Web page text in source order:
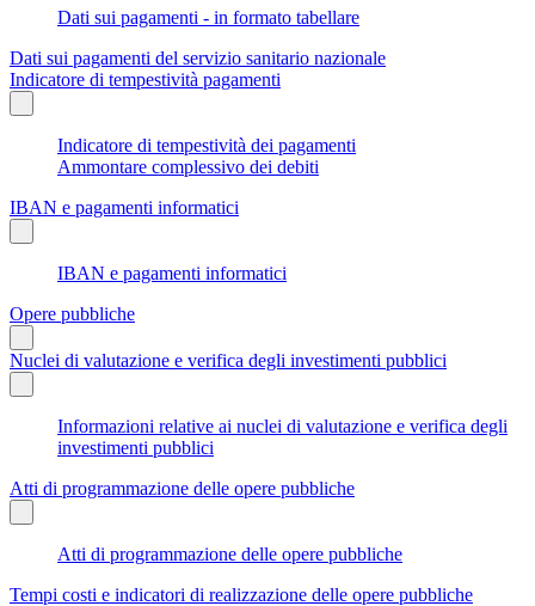
Dati sui pagamenti - in formato tabellare
Dati sui pagamenti del servizio sanitario nazionale
Indicatore di tempestività pagamenti
Indicatore di tempestività dei pagamenti
Ammontare complessivo dei debiti
IBAN e pagamenti informatici
IBAN e pagamenti informatici
Opere pubbliche
Nuclei di valutazione e verifica degli investimenti pubblici
Informazioni relative ai nuclei di valutazione e verifica degli
investimenti pubblici
Atti di programmazione delle opere pubbliche
Atti di programmazione delle opere pubbliche
Tempi costi e indicatori di realizzazione delle opere pubbliche